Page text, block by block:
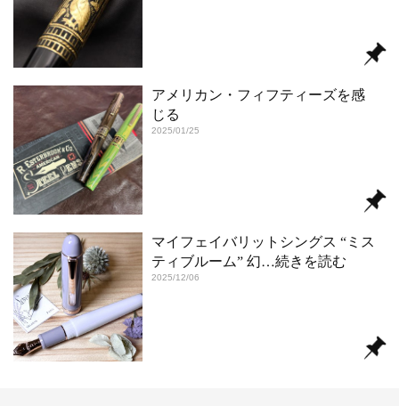
アメリカン・フィフティーズを感
じる
2025/01/25
マイフェイバリットシングス “ミス
ティブルーム” 幻…続きを読む
2025/12/06